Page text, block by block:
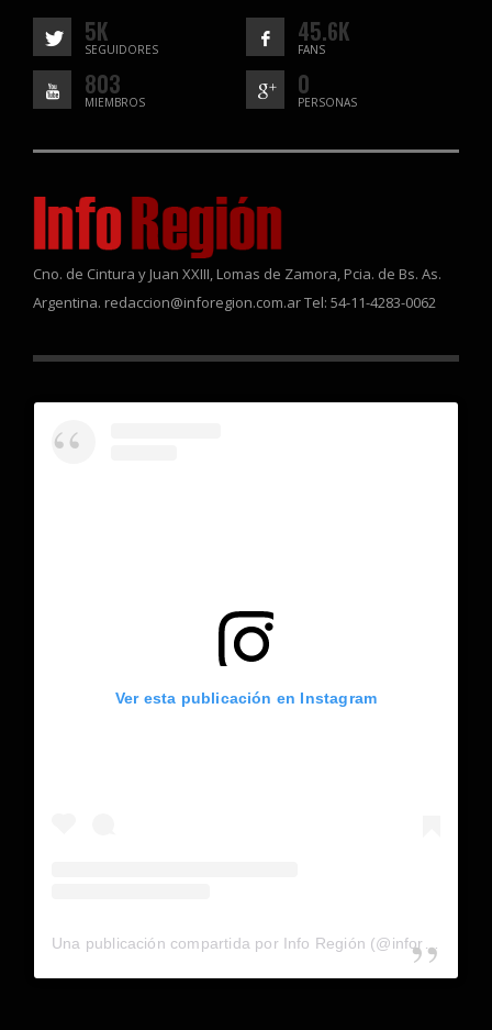
5K
SEGUIDORES
45.6K
FANS
803
MIEMBROS
0
PERSONAS
Cno. de Cintura y Juan XXIII, Lomas de Zamora, Pcia. de Bs. As.
Argentina. redaccion@inforegion.com.ar Tel: 54-11-4283-0062
Ver esta publicación en Instagram
Una publicación compartida por Info Región (@inforegion_redes)